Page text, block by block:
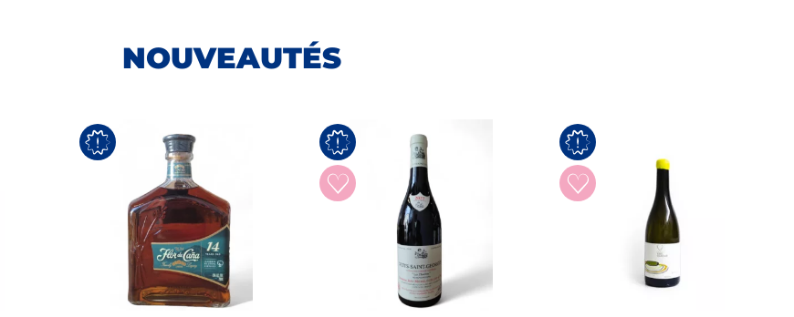
NOUVEAUTÉS